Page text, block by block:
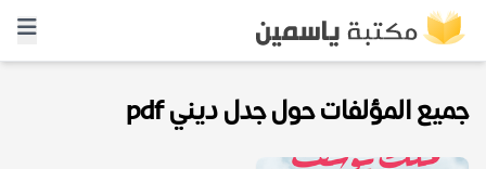
جميع المؤلفات حول جدل ديني pdf